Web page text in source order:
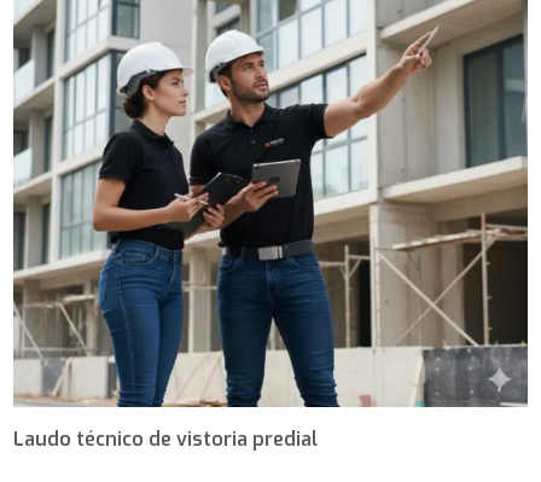
Laudo técnico de vistoria predial